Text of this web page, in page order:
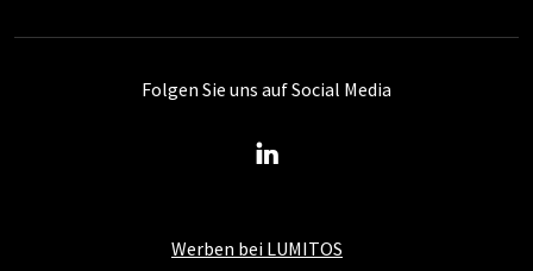
Werben bei LUMITOS
Folgen Sie uns auf Social Media